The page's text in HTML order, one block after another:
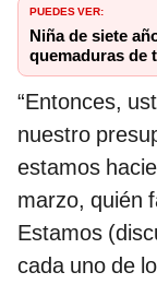
PUEDES VER:
Niña de siete
quemaduras de
“Entonces,
nuestro
estamos
marzo, quién
Estamos
cada uno de